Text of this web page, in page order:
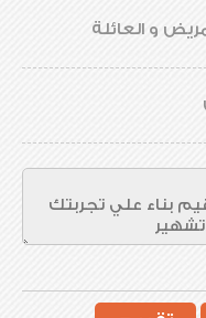
و العائلة